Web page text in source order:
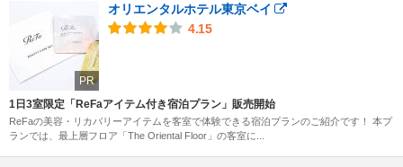
PR
オリエンタルホテル東京ベイ
4.15
1日3室限定「ReFaアイテム付き宿泊プラン」販売開始
ReFaの美容・リカバリーアイテムを客室で体験できる宿泊プランのご紹介です！ 本プ
ランでは、最上層フロア「The Oriental Floor」の客室に...